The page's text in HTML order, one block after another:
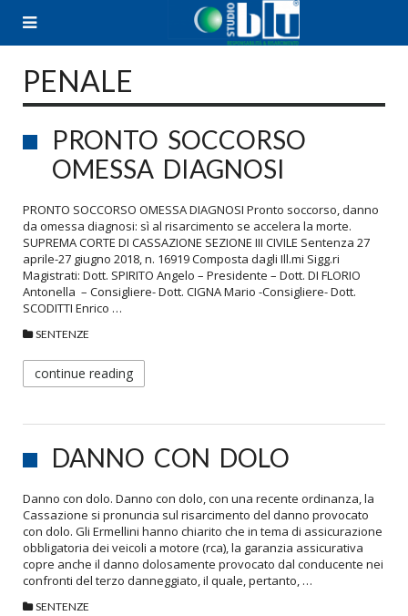
PENALE
PRONTO SOCCORSO
OMESSA DIAGNOSI
PRONTO SOCCORSO OMESSA DIAGNOSI Pronto soccorso, danno
da omessa diagnosi: sì al risarcimento se accelera la morte.
SUPREMA CORTE DI CASSAZIONE SEZIONE III CIVILE Sentenza 27
aprile-27 giugno 2018, n. 16919 Composta dagli Ill.mi Sigg.ri
Magistrati: Dott. SPIRITO Angelo – Presidente – Dott. DI FLORIO
Antonella – Consigliere- Dott. CIGNA Mario -Consigliere- Dott.
SCODITTI Enrico …
SENTENZE
continue reading
DANNO CON DOLO
Danno con dolo. Danno con dolo, con una recente ordinanza, la
Cassazione si pronuncia sul risarcimento del danno provocato
con dolo. Gli Ermellini hanno chiarito che in tema di assicurazione
obbligatoria dei veicoli a motore (rca), la garanzia assicurativa
copre anche il danno dolosamente provocato dal conducente nei
confronti del terzo danneggiato, il quale, pertanto, …
SENTENZE